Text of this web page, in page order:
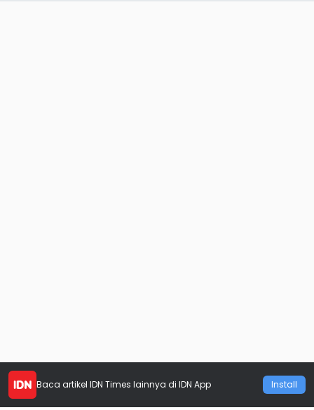
Baca artikel IDN Times lainnya di IDN App Install